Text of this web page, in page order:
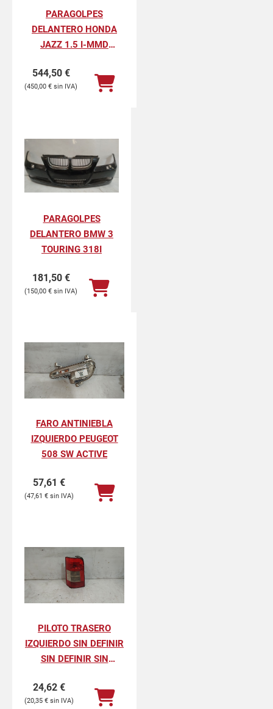
PARAGOLPES
DELANTERO HONDA
JAZZ 1.5 I-MMD
544,50 €
450,00 €
PARAGOLPES
DELANTERO BMW 3
TOURING 318I
181,50 €
150,00 €
FARO ANTINIEBLA
IZQUIERDO PEUGEOT
508 SW ACTIVE
57,61 €
47,61 €
PILOTO TRASERO
IZQUIERDO SIN DEFINIR
SIN DEFINIR SIN
24,62 €
20,35 €